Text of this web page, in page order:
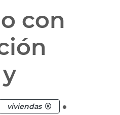
con
y
viviendas .